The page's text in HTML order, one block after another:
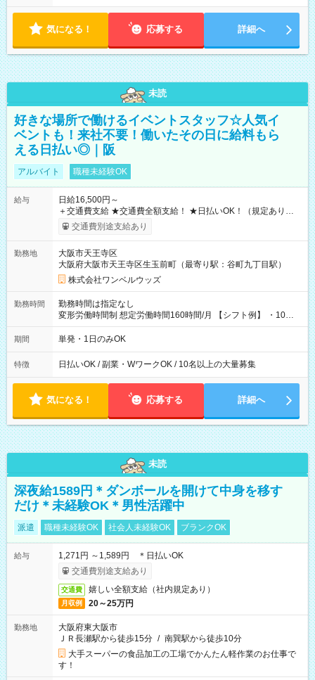
気になる！ 応募する 詳細へ
未読
好きな場所で働けるイベントスタッフ☆人気イ
ベントも！来社不要！働いたその日に給料もら
える日払い◎｜阪
アルバイト 職種未経験OK
給与
日給16,500円～
＋交通費支給 ★交通費全額支給！ ★日払いOK！（規定あり） ┗
働いたその日に現金GET♪ お仕事後はコンビニATMから 日払
交通費別途支給あり
勤務地
大阪市天王寺区
大阪府大阪市天王寺区生玉前町（最寄り駅：谷町九丁目駅）
株式会社ワンベルウッズ
勤務時間
勤務時間は指定なし
変形労働時間制 想定労働時間160時間/月 【シフト例】 ・10：
00～20：00
期間 単発・1日のみOK
特徴 日払いOK / 副業・WワークOK / 10名以上の大量募集
気になる！ 応募する 詳細へ
未読
深夜給1589円＊ダンボールを開けて中身を移す
だけ＊未経験OK＊男性活躍中
派遣 職種未経験OK 社会人未経験OK ブランクOK
給与
1,271円 ～1,589円 ＊日払いOK
交通費別途支給あり
交通費 嬉しい全額支給（社内規定あり）
月収例 20～25万円
勤務地
大阪府東大阪市
ＪＲ長瀬駅から徒歩15分 / 南巽駅から徒歩10分
大手スーパーの食品加工の工場でかんたん軽作業のお仕事で
す！